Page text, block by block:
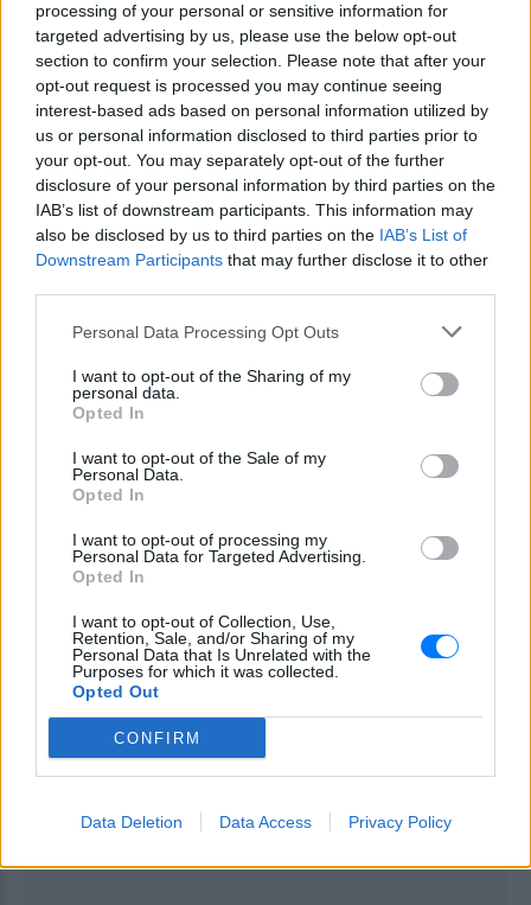
processing of your personal or sensitive information for
targeted advertising by us, please use the below opt-out
section to confirm your selection. Please note that after your
opt-out request is processed you may continue seeing
interest-based ads based on personal information utilized by
us or personal information disclosed to third parties prior to
your opt-out. You may separately opt-out of the further
disclosure of your personal information by third parties on the
IAB’s list of downstream participants. This information may
also be disclosed by us to third parties on the IAB’s List of
Downstream Participants that may further disclose it to other
Personal Data Processing Opt Outs
I want to opt-out of the Sharing of my
personal data.
Opted In
I want to opt-out of the Sale of my
Personal Data.
Opted In
I want to opt-out of processing my
Personal Data for Targeted Advertising.
Opted In
I want to opt-out of Collection, Use,
Retention, Sale, and/or Sharing of my
Personal Data that Is Unrelated with the
Purposes for which it was collected.
Opted Out
CONFIRM
Data Deletion Data Access Privacy Policy
2010 για το πώς είναι να ζει κανείς ως παιδί
χιτλερικού δολοφόνου. Στεκόμενη έξω από το σπίτι
όπου έζησε ο πατέρας της, δήλωσε: «Ο ναζιστής
πατέρας μου σκότωνε γυναίκες με τα μωρά τους
στην αγκαλιά, από αυτό ακριβώς το μπαλκόνι.
Βασανίζομαι από τη σκέψη πόσο από αυτόν έχω
μέσα μου».
Η Teege, μητέρα δύο παιδιών, προσέθεσε: «Η μητέρα
μου ήταν εντελώς ανήμπορη να διαχειριστεί την
οικογενειακή της ιστορία. Γι' αυτό και θέλησε να με
προστατεύσει, κρατώντας με στο σκοτάδι για τα
γεγονότα αυτά».